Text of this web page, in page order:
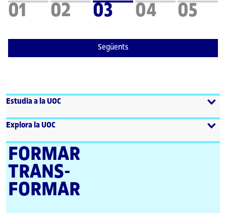
01 02 03 04 05
Següents
Estudia a la UOC
Explora la UOC
FORMAR
TRANS­
FORMAR